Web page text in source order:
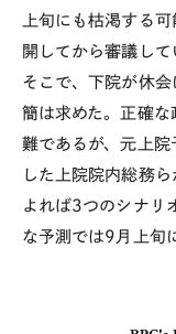
上旬にも枯渇する
開してから審議して
そこで、下院が休
簡は求めた。正確
難であるが、元上
した上院院内総務
よれば3つのシナリ
な予測では9月上旬